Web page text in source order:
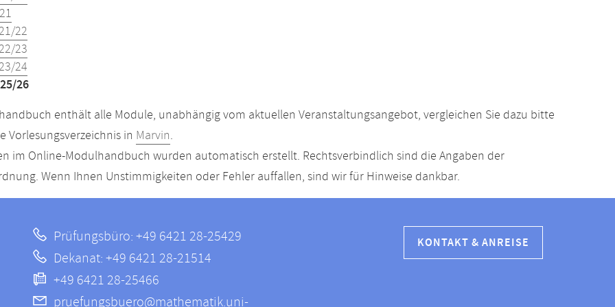
22
23
24
26
enthält alle Module, unabhängig vom aktuellen Veranstaltungsangebot, vergleichen Sie dazu bitte
Vorlesungsverzeichnis in Marvin.
im Online-Modulhandbuch wurden automatisch erstellt. Rechtsverbindlich sind die Angaben der
Wenn Ihnen Unstimmigkeiten oder Fehler auffallen, sind wir für Hinweise dankbar.
Prüfungsbüro: +49 6421 28-25429
Dekanat: +49 6421 28-21514
+49 6421 28-25466
pruefungsbuero@mathematik.uni-
KONTAKT & ANREISE